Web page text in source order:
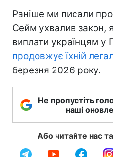
Раніше ми писали
Сейм ухвалив закон,
виплати українцям у
продовжує їхній
березня 2026 року.
Не пропустіть
наші
Або читайте нас